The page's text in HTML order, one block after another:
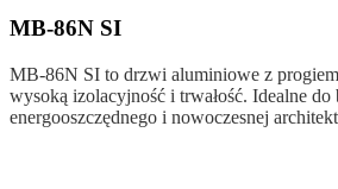
MB-86N SI
MB-86N SI to drzwi aluminiowe z
wysoką izolacyjność i trwałość. Idealne
energooszczędnego i nowoczesnej